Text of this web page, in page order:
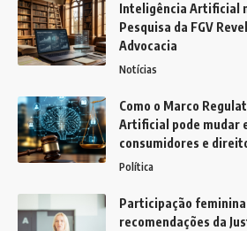
Inteligência Artificial
Pesquisa da FGV
Advocacia
Notícias
Como o Marco
Artificial pode mudar
consumidores e
Política
Participação
recomendações da